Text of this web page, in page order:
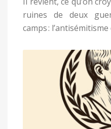
ruines de deux
camps : l’antisémitisme